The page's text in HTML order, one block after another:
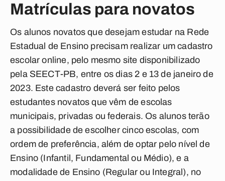
Matrículas para novatos
Os alunos novatos que desejam estudar na Rede
Estadual de Ensino precisam realizar um cadastro
escolar online, pelo mesmo site disponibilizado
pela SEECT-PB, entre os dias 2 e 13 de janeiro de
2023. Este cadastro deverá ser feito pelos
estudantes novatos que vêm de escolas
municipais, privadas ou federais. Os alunos terão
a possibilidade de escolher cinco escolas, com
ordem de preferência, além de optar pelo nível de
Ensino (Infantil, Fundamental ou Médio), e a
modalidade de Ensino (Regular ou Integral), no